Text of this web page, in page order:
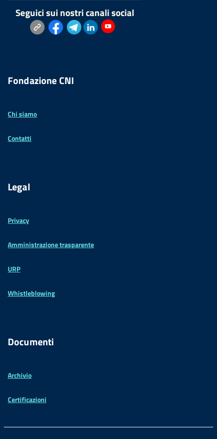
Seguici sui nostri canali social
Fondazione CNI
Chi siamo
Contatti
Legal
Privacy
Amministrazione trasparente
URP
Whistleblowing
Documenti
Archivio
Certificazioni